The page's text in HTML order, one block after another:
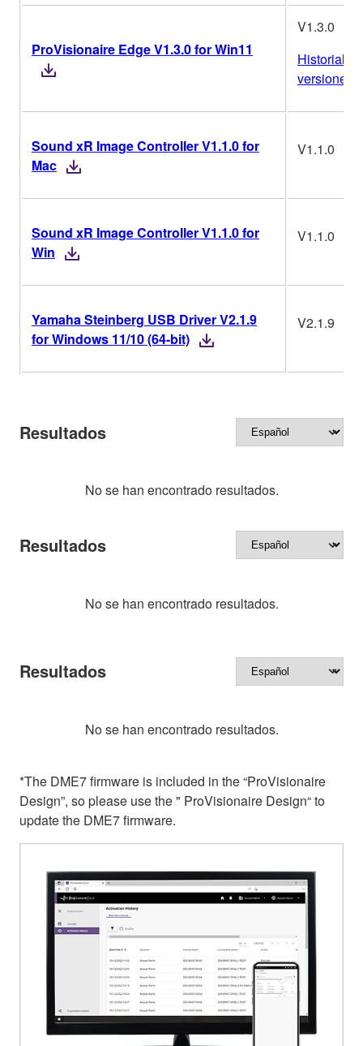
ProVisionaire Edge V1.3.0 for Win11
V1.3.0
Historial de
versiones
Sound xR Image Controller V1.1.0 for
Mac
V1.1.0
Sound xR Image Controller V1.1.0 for
Win
V1.1.0
Yamaha Steinberg USB Driver V2.1.9
for Windows 11/10 (64-bit)
V2.1.9
Resultados
No se han encontrado resultados.
Resultados
No se han encontrado resultados.
Resultados
No se han encontrado resultados.
*The DME7 firmware is included in the “ProVisionaire
Design”, so please use the " ProVisionaire Design“ to
update the DME7 firmware.